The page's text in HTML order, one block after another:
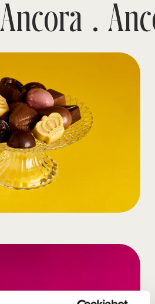
Ancora .